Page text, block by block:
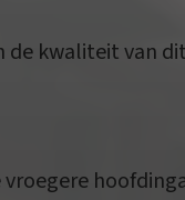
de kwaliteit van